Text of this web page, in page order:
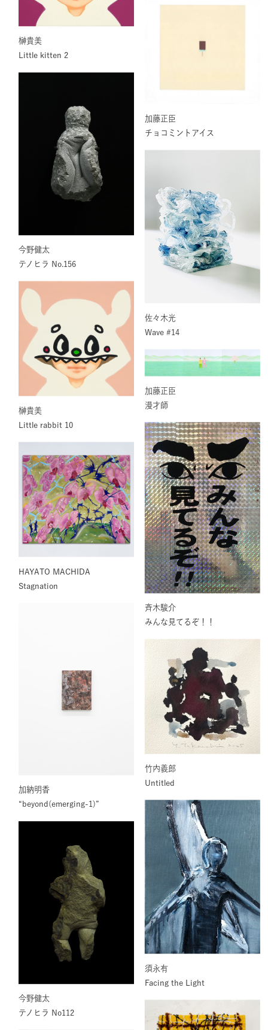
榊貴美
Little kitten 2
加藤正臣
チョコミントアイス
今野健太
テノヒラ No.156
佐々木光
Wave #14
榊貴美
Little rabbit 10
加藤正臣
漫才師
斉木駿介
みんな見てるぞ！！
HAYATO MACHIDA
Stagnation
加納明香
“beyond(emerging-1)”
竹内義郎
Untitled
須永有
Facing the Light
今野健太
テノヒラ No112